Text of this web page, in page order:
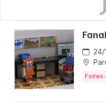
24/
Foires